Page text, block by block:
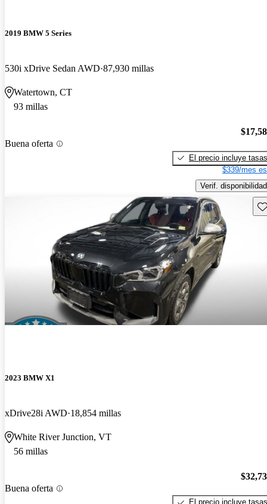
2019 BMW 5 Series
530i xDrive Sedan AWD 87,930 millas
Watertown, CT
93 millas
Buena oferta
El precio incluye tasas
$339/mes
Verif. disponibilidad
2023 BMW X1
xDrive28i AWD 18,854 millas
White River Junction, VT
56 millas
Buena oferta
El precio incluye tasas